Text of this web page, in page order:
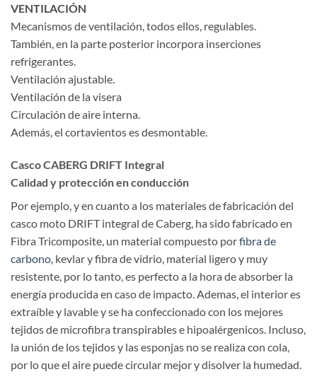
VENTILACIÓN
Mecanismos de ventilación, todos ellos, regulables.
También, en la parte posterior incorpora inserciones
refrigerantes.
Ventilación ajustable.
Ventilación de la visera
Circulación de aire interna.
Además, el cortavientos es desmontable.
Casco CABERG DRIFT Integral
Calidad y protección en conducción
Por ejemplo, y en cuanto a los materiales de fabricación del
casco moto DRIFT integral de Caberg, ha sido fabricado en
Fibra Tricomposite, un material compuesto porfibra de
carbono , kevlar y fibra de vidrio, material ligero y muy
resistente, por lo tanto, es perfecto a la hora de absorber la
energía producida en caso de impacto. Ademas, el interior es
extraíble y lavable y se ha confeccionado con los mejores
tejidos de microfibra transpirables e hipoalérgenicos. Incluso,
la unión de los tejidos y las esponjas no se realiza con cola,
por lo que el aire puede circular mejor y disolver la humedad.